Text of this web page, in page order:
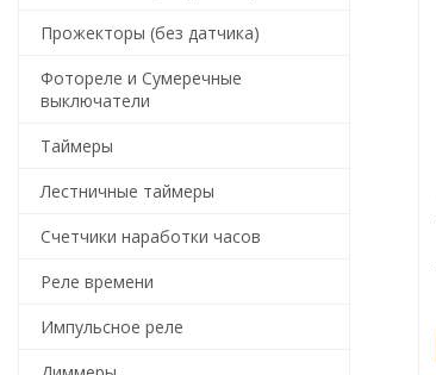
Прожекторы (без датчика)
Фотореле и Сумеречные
выключатели
Таймеры
Лестничные таймеры
Счетчики наработки часов
Реле времени
Импульсное реле